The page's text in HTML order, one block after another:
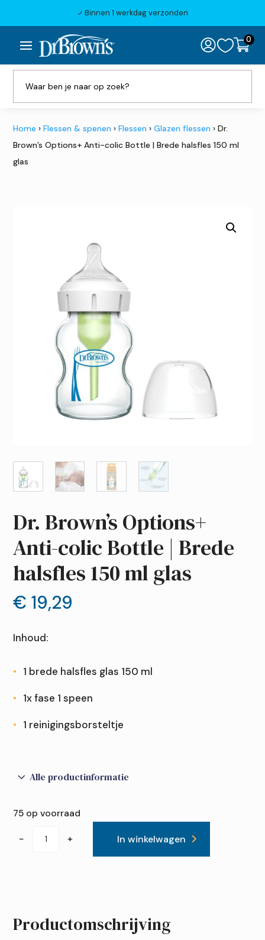
N Binnen 1 werkdag verzonden
 0
Home ›Flessen & spenen ›Flessen ›Glazen flessen › Dr.
Brown’s Options+ Anti-colic Bottle | Brede halsfles 150 ml
glas
Dr. Brown’s Options+
Anti-colic Bottle | Brede
halsfles 150 ml glas
€ 19,29
Inhoud:
1 brede halsfles glas 150 ml
1x fase 1 speen
1 reinigingsborsteltje
3 Alle productinformatie
75 op voorraad
−
Bottle
|
+ In winkelwagen
Productomschrijving